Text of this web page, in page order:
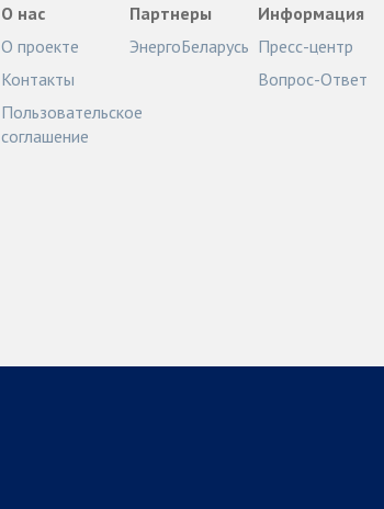
О нас
О проекте
Контакты
Пользовательское
соглашение
Партнеры
ЭнергоБеларусь
Информация
Пресс-центр
Вопрос-Ответ